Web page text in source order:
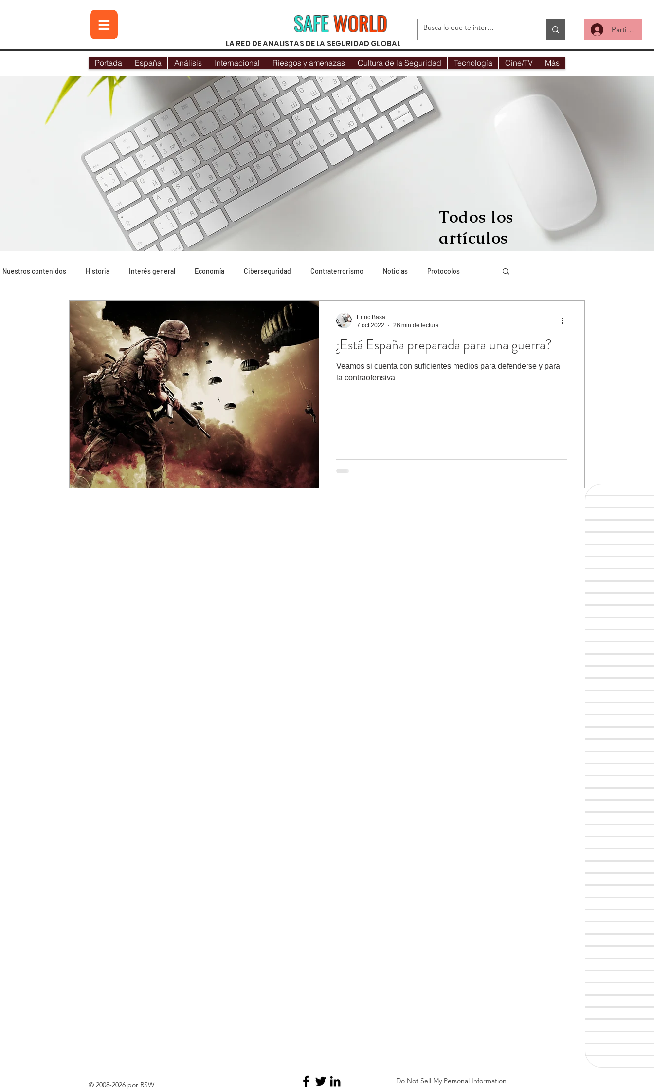
SAFEWORLD
LA RED DE ANALISTAS DE LA SEGURIDAD GLOBAL
Participa
Portada España Análisis Internacional Riesgos y amenazas Cultura de la Seguridad Tecnología Cine/TV Más
Todos los
artículos
Nuestros contenidos Historia Interés general Economía Ciberseguridad Contraterrorismo Noticias Protocolos
Opinión Tecnología Destacado
Terrorismo internacional Terrorismo yihadista Recomendaciones Riesgos Amenazas Narcotráfico Inmigración irregular
Portada Formación Altercados en Cataluña
¿Está España preparada para una guerra?
Veamos si cuenta con suficientes medios para defenderse y para
la contraofensiva
Enric Basa
7 oct 2022
26 min de lectura
© 2008-2026 por RSW Do Not Sell My Personal Information